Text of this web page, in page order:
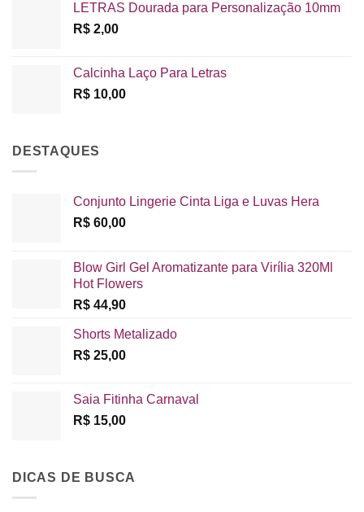
LETRAS Dourada para Personalização 10mm
R$ 2,00
Calcinha Laço Para Letras
R$ 10,00
DESTAQUES
Conjunto Lingerie Cinta Liga e Luvas Hera
R$ 60,00
Blow Girl Gel Aromatizante para Virília 320Ml
Hot Flowers
R$ 44,90
Shorts Metalizado
R$ 25,00
Saia Fitinha Carnaval
R$ 15,00
DICAS DE BUSCA